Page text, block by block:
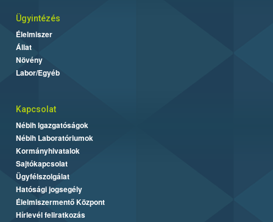
Ügyintézés
Élelmiszer
Állat
Növény
Labor/Egyéb
Kapcsolat
Nébih Igazgatóságok
Nébih Laboratóriumok
Kormányhivatalok
Sajtókapcsolat
Ügyfélszolgálat
Hatósági jogsegély
Élelmiszermentő Központ
Hírlevél feliratkozás